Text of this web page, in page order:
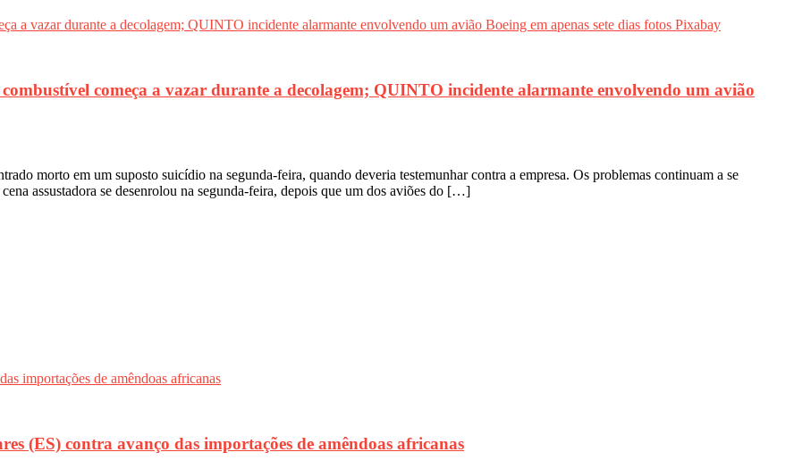
começa a vazar durante a decolagem; QUINTO incidente alarmante envolvendo um avião
em um suposto suicídio na segunda-feira, quando deveria testemunhar contra a empresa. Os problemas continuam a se
assustadora se desenrolou na segunda-feira, depois que um dos aviões do […]
(ES) contra avanço das importações de amêndoas africanas